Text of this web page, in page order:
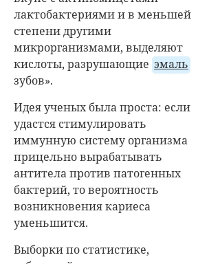
лактобактериями и в меньшей
степени другими
микрорганизмами, выделяют
кислоты, разрушающие эмаль
зубов».
Идея ученых была проста: если
удастся стимулировать
иммунную систему организма
прицельно вырабатывать
антитела против патогенных
бактерий, то вероятность
возникновения кариеса
уменьшится.
Выборки по статистике,